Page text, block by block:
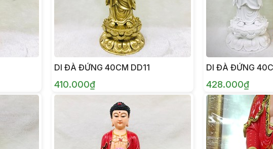
DI ĐÀ ĐỨNG 40CM DD11
410.000₫
DI ĐÀ ĐỨNG
428.000₫